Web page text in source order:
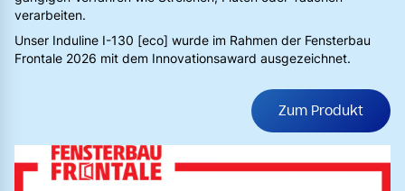
verarbeiten.
Unser Induline I-130 [eco] wurde im Rahmen der Fensterbau
Frontale 2026 mit dem Innovationsaward ausgezeichnet.
Zum Produkt